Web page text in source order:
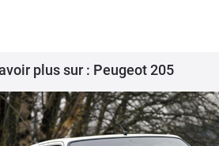
plus sur : Peugeot 205